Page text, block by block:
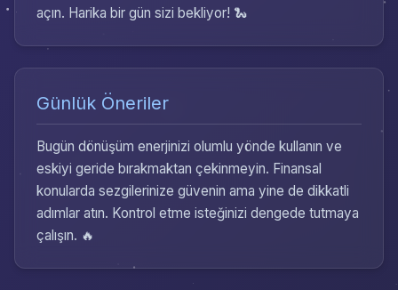
açın. Harika bir gün sizi bekliyor! 🐍
Günlük Öneriler
Bugün dönüşüm enerjinizi olumlu yönde kullanın ve
eskiyi geride bırakmaktan çekinmeyin. Finansal
konularda sezgilerinize güvenin ama yine de dikkatli
adımlar atın. Kontrol etme isteğinizi dengede tutmaya
çalışın. 🔥